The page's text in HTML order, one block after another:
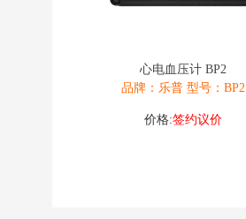
心电血压计 BP2
品牌：乐普 型号：BP2
价格:签约议价